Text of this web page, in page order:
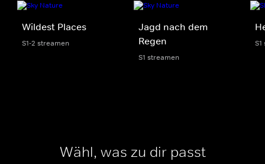
Wildest Places
S1-2 streamen
Jagd nach dem
Regen
S1 streamen
Wähl, was zu dir passt